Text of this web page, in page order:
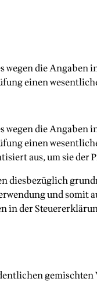
die
einen
die
einen
aus, um sie
diesbezüglich
und
in der
gemischten